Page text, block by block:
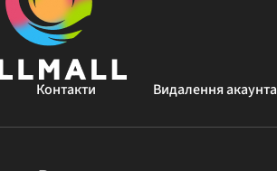
Контакти Видалення акаунта